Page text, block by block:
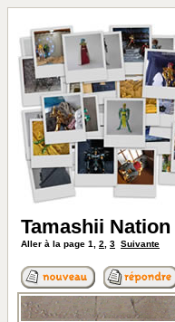
Tamashii
Aller à la page 1 2 3 Suivante